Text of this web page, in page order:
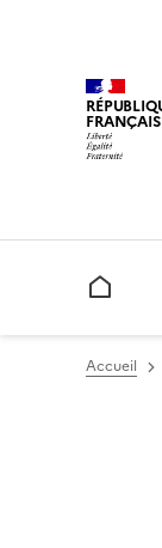
Accueil
Accueil